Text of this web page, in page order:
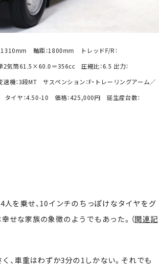
軸距：1800mm トレッドF/R：
気筒61.5×60.0＝356cc 圧縮比：6.5 出力：
3段MT サスペンション：F・トレーリングアーム／
タイヤ：4.50-10 価格：425,000円 延生産台数：
を乗せ、10インチのちっぽけなタイヤをグ
せな家族の象徴のようでもあった。（関連記
、車重はわずか3分の1しかない。それでも